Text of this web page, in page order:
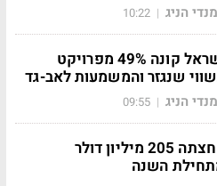
מנדי הניג |
10:22
אמריקה ישראל קונה 49% מפרויקט
שנגזר והמשמעות לאב-גד
מנדי הניג |
09:55
נקסט ויז'ן חצתה 205 מיליון דולר
השנה